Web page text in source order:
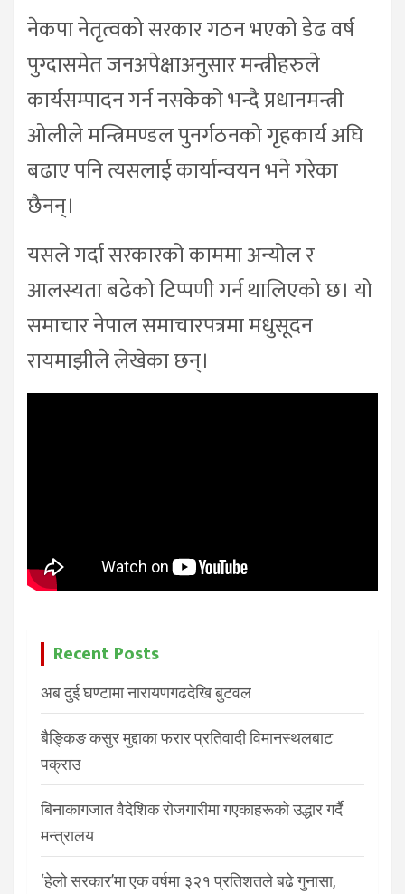
नेकपा नेतृत्वको सरकार गठन भएको डेढ वर्ष
पुग्दासमेत जनअपेक्षाअनुसार मन्त्रीहरुले
कार्यसम्पादन गर्न नसकेको भन्दै प्रधानमन्त्री
अ‍ोलीले मन्त्रिमण्डल पुनर्गठनको गृहकार्य अघि
बढाए पनि त्यसलाई कार्यान्वयन भने गरेका
छैनन्।
यसले गर्दा सरकारको काममा अन्योल र
आलस्यता बढेको टिप्पणी गर्न थालिएको छ। यो
समाचार नेपाल समाचारपत्रमा मधुसूदन
रायमाझीले लेखेका छन्।
Recent Posts
अब दुई घण्टामा नारायणगढदेखि बुटवल
बैङ्किङ कसुर मुद्दाका फरार प्रतिवादी विमानस्थलबाट
पक्राउ
बिनाकागजात वैदेशिक रोजगारीमा गएकाहरूको उद्धार गर्दै
मन्त्रालय
‘हेलो सरकार’मा एक वर्षमा ३२१ प्रतिशतले बढे गुनासा,